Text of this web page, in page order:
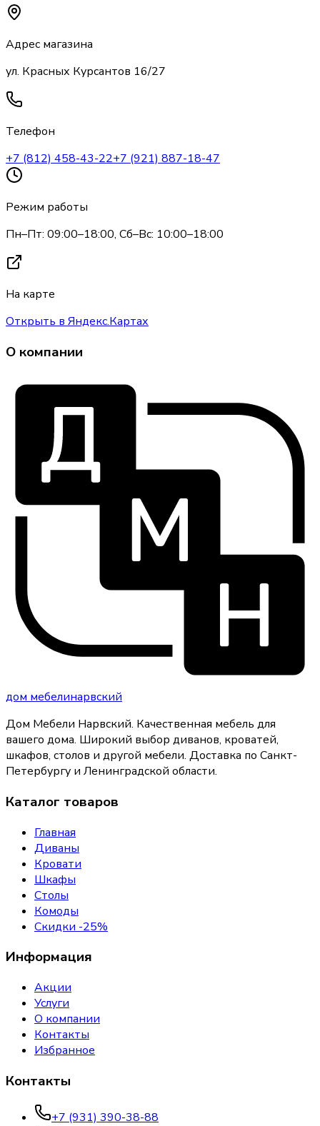
Адрес магазина
ул. Красных Курсантов 16/27
Телефон
+7 (812) 458-43-22+7 (921) 887-18-47
Режим работы
Пн–Пт: 09:00–18:00, Сб–Вс: 10:00–18:00
На карте
Открыть в Яндекс.Картах
О компании
дом мебелинарвский
Дом Мебели Нарвский. Качественная мебель для
вашего дома. Широкий выбор диванов, кроватей,
шкафов, столов и другой мебели. Доставка по Санкт-
Петербургу и Ленинградской области.
Каталог товаров
Главная
Диваны
Кровати
Шкафы
Столы
Комоды
Скидки -25%
Информация
Акции
Услуги
О компании
Контакты
Избранное
Контакты
+7 (931) 390-38-88